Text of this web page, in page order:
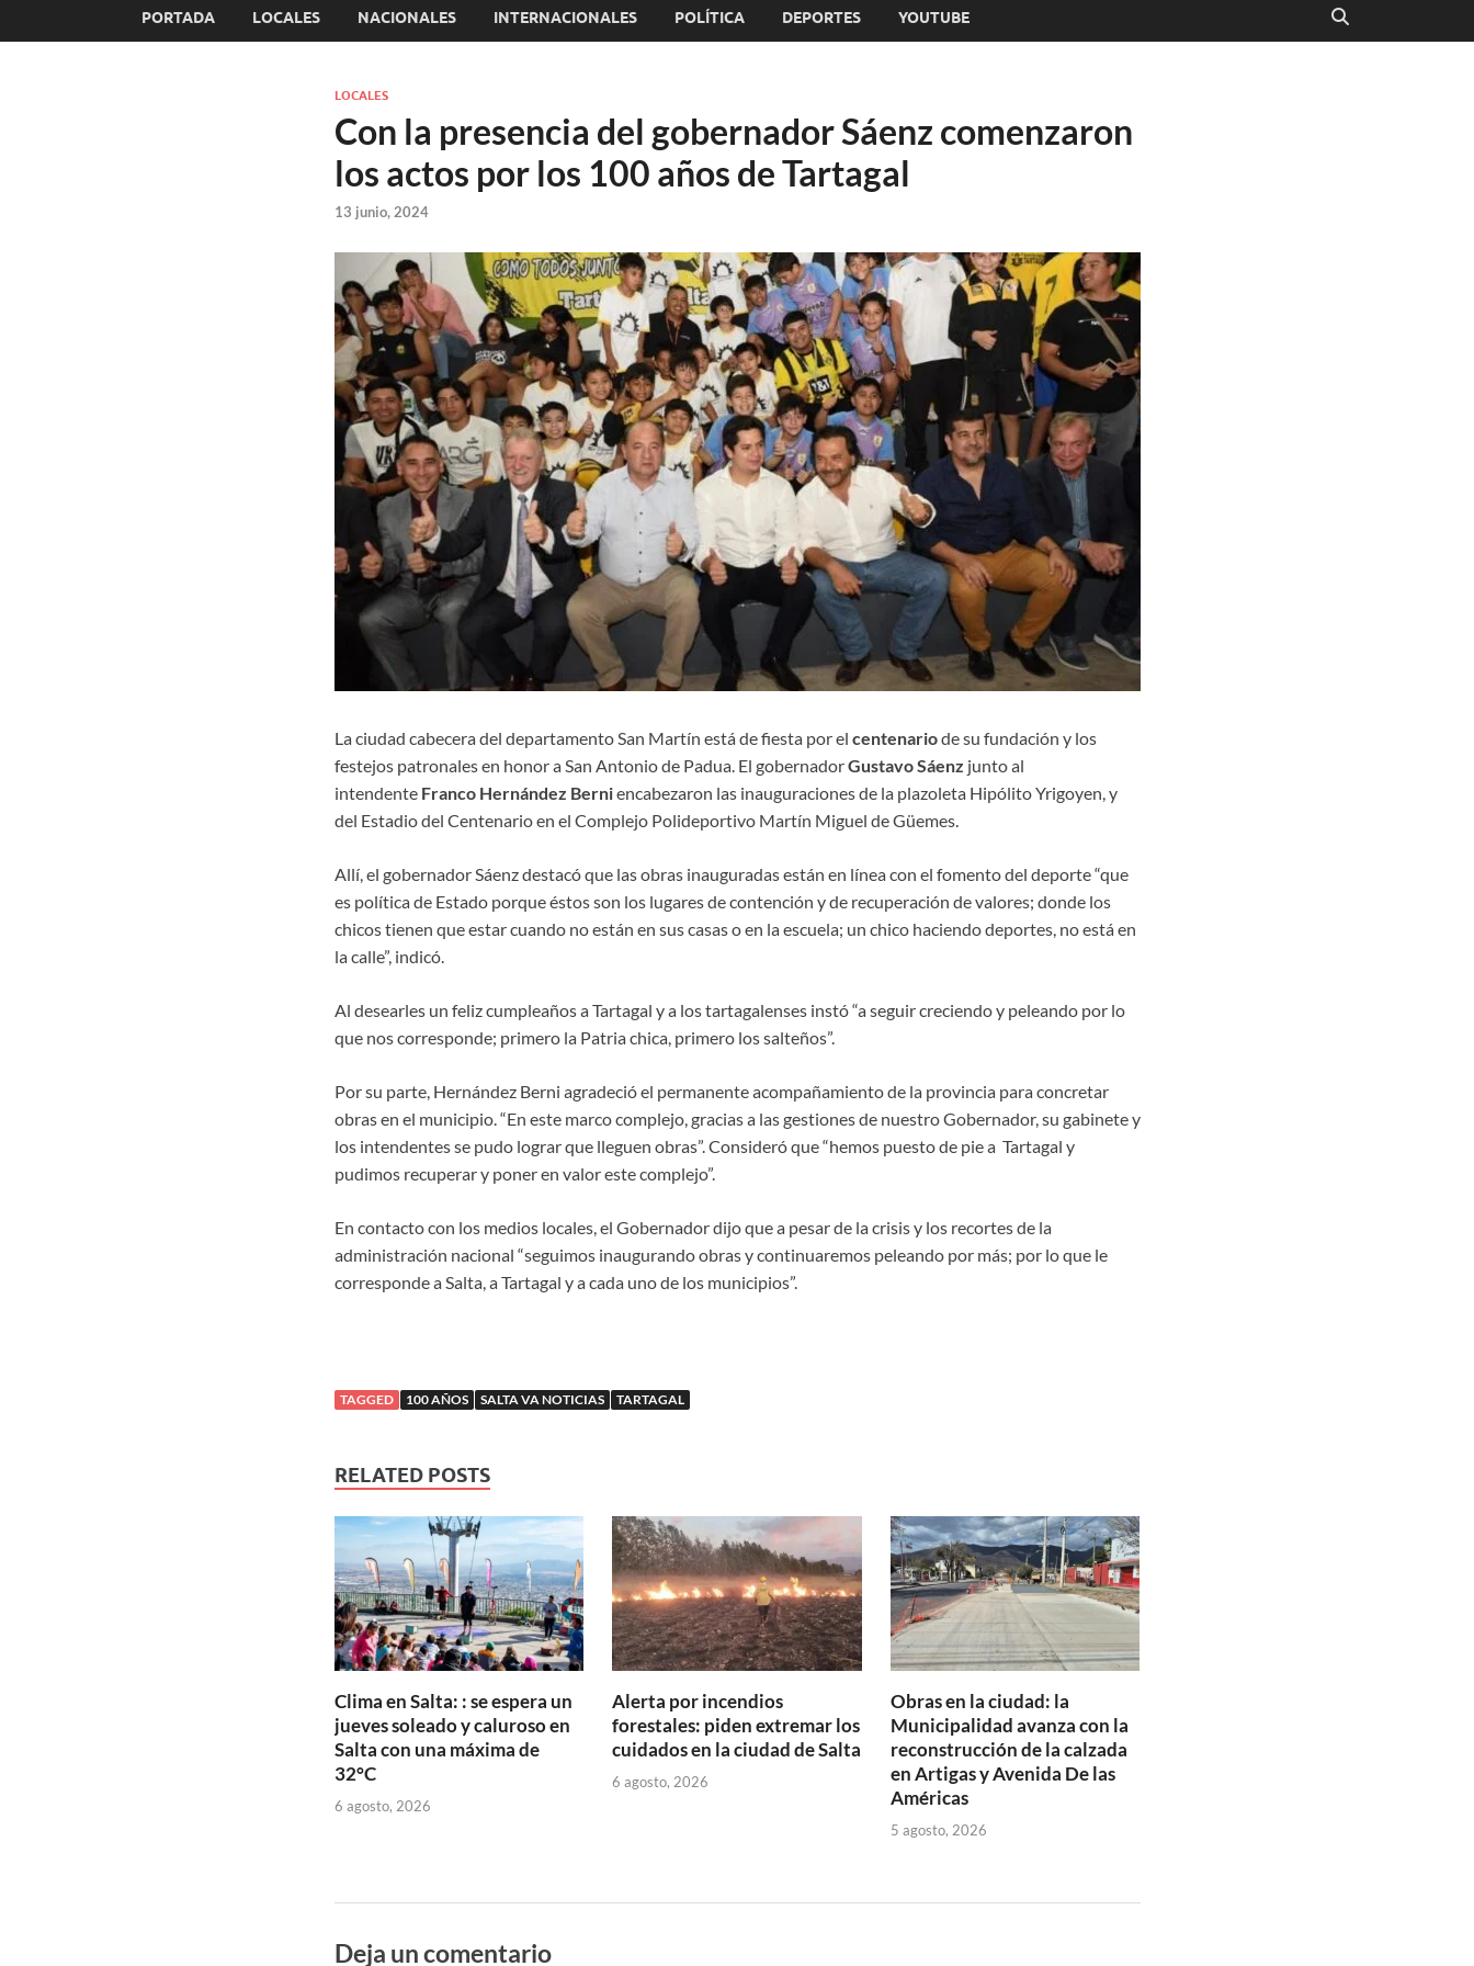
PORTADA LOCALES NACIONALES INTERNACIONALES POLÍTICA DEPORTES YOUTUBE
LOCALES
Con la presencia del gobernador Sáenz comenzaron
los actos por los 100 años de Tartagal
13 junio, 2024
La ciudad cabecera del departamento San Martín está de fiesta por el centenariode su fundación y los
festejos patronales en honor a San Antonio de Padua. El gobernadorGustavo Sáenz junto al
intendente Franco Hernández Berniencabezaron las inauguraciones de la plazoleta Hipólito Yrigoyen, y
del Estadio del Centenario en el Complejo Polideportivo Martín Miguel de Güemes.
Allí, el gobernador Sáenz destacó que las obras inauguradas están en línea con el fomento del deporte “que
es política de Estado porque éstos son los lugares de contención y de recuperación de valores; donde los
chicos tienen que estar cuando no están en sus casas o en la escuela; un chico haciendo deportes, no está en
la calle”, indicó.
Al desearles un feliz cumpleaños a Tartagal y a los tartagalenses instó “a seguir creciendo y peleando por lo
que nos corresponde; primero la Patria chica, primero los salteños”.
Por su parte, Hernández Berni agradeció el permanente acompañamiento de la provincia para concretar
obras en el municipio. “En este marco complejo, gracias a las gestiones de nuestro Gobernador, su gabinete y
los intendentes se pudo lograr que lleguen obras”. Consideró que “hemos puesto de pie a Tartagal y
pudimos recuperar y poner en valor este complejo”.
En contacto con los medios locales, el Gobernador dijo que a pesar de la crisis y los recortes de la
administración nacional “seguimos inaugurando obras y continuaremos peleando por más; por lo que le
corresponde a Salta, a Tartagal y a cada uno de los municipios”.
TAGGED 100 AÑOS SALTA VA NOTICIAS TARTAGAL
RELATED POSTS
Clima en Salta: : se espera un
jueves soleado y caluroso en
Salta con una máxima de
32°C
6 agosto, 2026
Alerta por incendios
forestales: piden extremar los
cuidados en la ciudad de Salta
6 agosto, 2026
Obras en la ciudad: la
Municipalidad avanza con la
reconstrucción de la calzada
en Artigas y Avenida De las
Américas
5 agosto, 2026
Deja un comentario